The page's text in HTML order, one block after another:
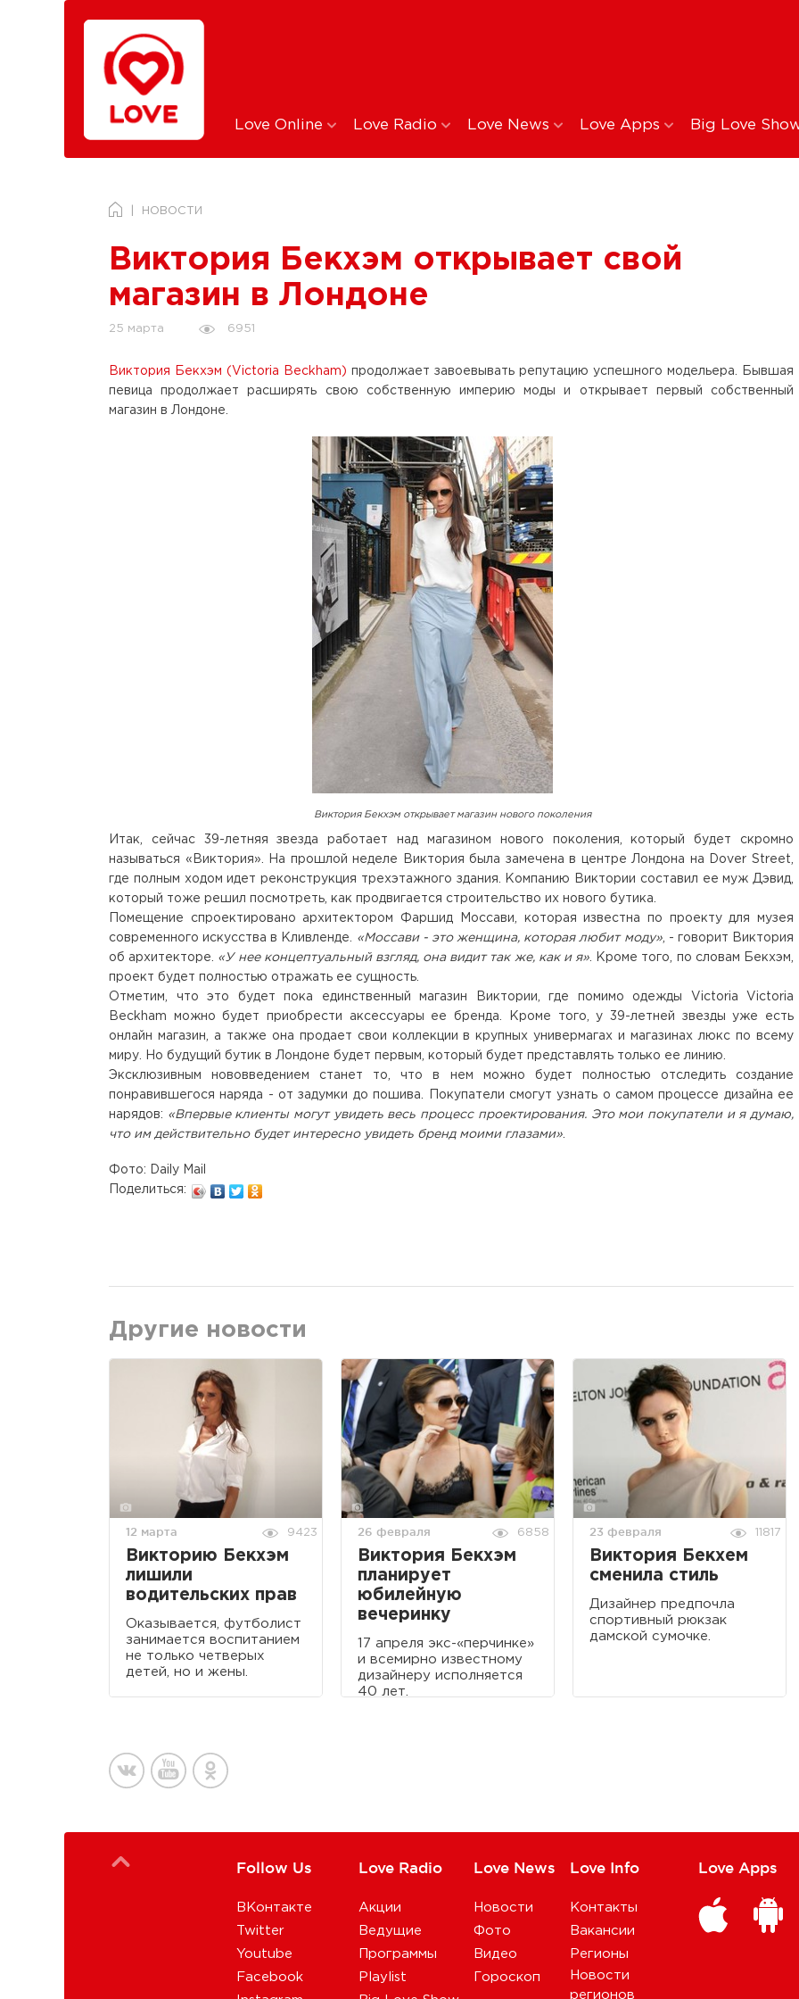
Love Online Love Radio Love News Love Apps Big Love
НОВОСТИ
Виктория Бекхэм открывает свой
магазин в Лондоне
25 марта 6951
Виктория Бекхэм (Victoria Beckham) продолжает завоевывать репутацию успешного модельера. Бывшая
певица продолжает расширять свою собственную империю моды и открывает первый собственный
магазин в Лондоне.
Виктория Бекхэм открывает магазин нового поколения
Итак, сейчас 39-летняя звезда работает над магазином нового поколения, который будет скромно
называться «Виктория». На прошлой неделе Виктория была замечена в центре Лондона на Dover Street,
где полным ходом идет реконструкция трехэтажного здания. Компанию Виктории составил ее муж Дэвид,
который тоже решил посмотреть, как продвигается строительство их нового бутика.
Помещение спроектировано архитектором Фаршид Моссави, которая известна по проекту для музея
современного искусства в Кливленде.
«Моссави - это женщина, которая любит моду», - говорит Виктория
об архитекторе. «У нее концептуальный взгляд, она видит так же, как и я» . Кроме того, по словам Бекхэм,
проект будет полностью отражать ее сущность.
Отметим, что это будет пока единственный магазин Виктории, где помимо одежды Victoria Victoria
Beckham можно будет приобрести аксессуары ее бренда. Кроме того, у 39-летней звезды уже есть
онлайн магазин, а также она продает свои коллекции в крупных универмагах и магазинах люкс по всему
миру. Но будущий бутик в Лондоне будет первым, который будет представлять только ее линию.
Эксклюзивным нововведением станет то, что в нем можно будет полностью отследить создание
понравившегося наряда - от задумки до пошива. Покупатели смогут узнать о самом процессе дизайна ее
нарядов: «Впервые клиенты могут увидеть весь процесс проектирования. Это мои покупатели и я думаю,
что им действительно будет интересно увидеть бренд моими глазами»
Фото: Daily Mail
Поделиться:
Другие новости
12 марта 9423
Викторию Бекхэм
лишили
водительских прав
Оказывается, футболист
занимается воспитанием
не только четверых
детей, но и жены.
26 февраля 6858
Виктория Бекхэм
планирует
юбилейную
вечеринку
17 апреля экс-«перчинке»
и всемирно известному
дизайнеру исполняется
40 лет.
23 февраля 11817
Виктория Бекхем
сменила стиль
Дизайнер предпочла
спортивный рюкзак
дамской сумочке.
Follow Us
ВКонтакте
Twitter
Youtube
Facebook
Love Radio
Акции
Ведущие
Программы
Playlist
Love News
Новости
Фото
Видео
Гороскоп
Love Info
Контакты
Вакансии
Регионы
Новости
регионов
Love Apps